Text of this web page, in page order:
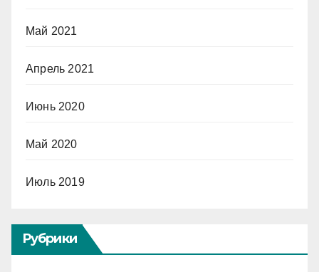
Май 2021
Апрель 2021
Июнь 2020
Май 2020
Июль 2019
Рубрики